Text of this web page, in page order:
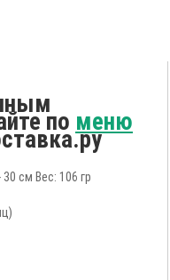
по меню
см Вес: 106 гр